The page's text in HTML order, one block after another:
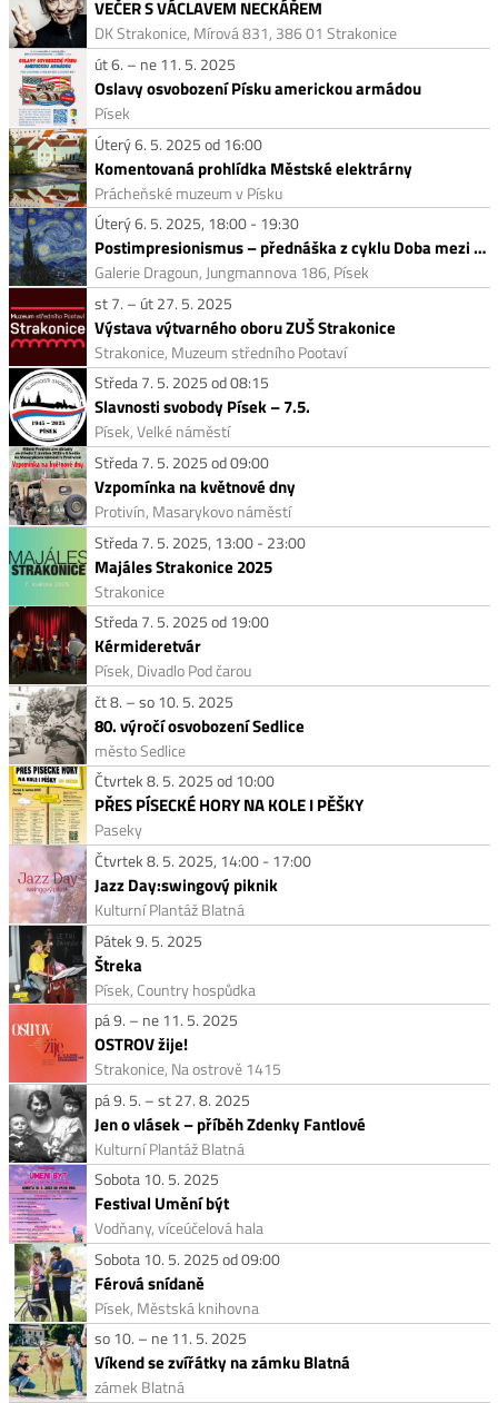
VEČER S VÁCLAVEM NECKÁŘEM
DK Strakonice, Mírová 831, 386 01 Strakonice
út 6. – ne 11. 5. 2025
Oslavy osvobození Písku americkou armádou
Písek
Úterý 6. 5. 2025 od 16:00
Komentovaná prohlídka Městské elektrárny
Prácheňské muzeum v Písku
Úterý 6. 5. 2025, 18:00 - 19:30
Postimpresionismus – přednáška z cyklu Doba mezi obrazy
Galerie Dragoun, Jungmannova 186, Písek
st 7. – út 27. 5. 2025
Výstava výtvarného oboru ZUŠ Strakonice
Strakonice, Muzeum středního Pootaví
Středa 7. 5. 2025 od 08:15
Slavnosti svobody Písek – 7.5.
Písek, Velké náměstí
Středa 7. 5. 2025 od 09:00
Vzpomínka na květnové dny
Protivín, Masarykovo náměstí
Středa 7. 5. 2025, 13:00 - 23:00
Majáles Strakonice 2025
Strakonice
Středa 7. 5. 2025 od 19:00
Kérmideretvár
Písek, Divadlo Pod čarou
čt 8. – so 10. 5. 2025
80. výročí osvobození Sedlice
město Sedlice
Čtvrtek 8. 5. 2025 od 10:00
PŘES PÍSECKÉ HORY NA KOLE I PĚŠKY
Paseky
Čtvrtek 8. 5. 2025, 14:00 - 17:00
Jazz Day:swingový piknik
Kulturní Plantáž Blatná
Pátek 9. 5. 2025
Štreka
Písek, Country hospůdka
pá 9. – ne 11. 5. 2025
OSTROV žije!
Strakonice, Na ostrově 1415
pá 9. 5. – st 27. 8. 2025
Jen o vlásek – příběh Zdenky Fantlové
Kulturní Plantáž Blatná
Sobota 10. 5. 2025
Festival Umění být
Vodňany, víceúčelová hala
Sobota 10. 5. 2025 od 09:00
Férová snídaně
Písek, Městská knihovna
so 10. – ne 11. 5. 2025
Víkend se zvířátky na zámku Blatná
zámek Blatná